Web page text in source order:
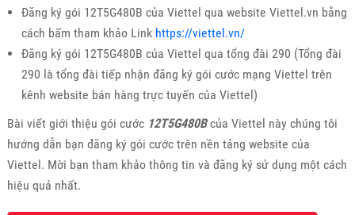
Đăng ký gói 12T5G480B của Viettel qua website Viettel.vn bằng
cách bấm tham khảo Link https://viettel.vn/
Đăng ký gói 12T5G480B của Viettel qua tổng đài 290 (Tổng đài
290 là tổng đài tiếp nhận đăng ký gói cước mạng Viettel trên
kênh website bán hàng trực tuyến của Viettel)
Bài viết giới thiệu gói cước 12T5G480Bcủa Viettel này chúng tôi
hướng dẫn bạn đăng ký gói cước trên nền tảng website của
Viettel. Mời bạn tham khảo thông tin và đăng ký sử dụng một cách
hiệu quả nhất.